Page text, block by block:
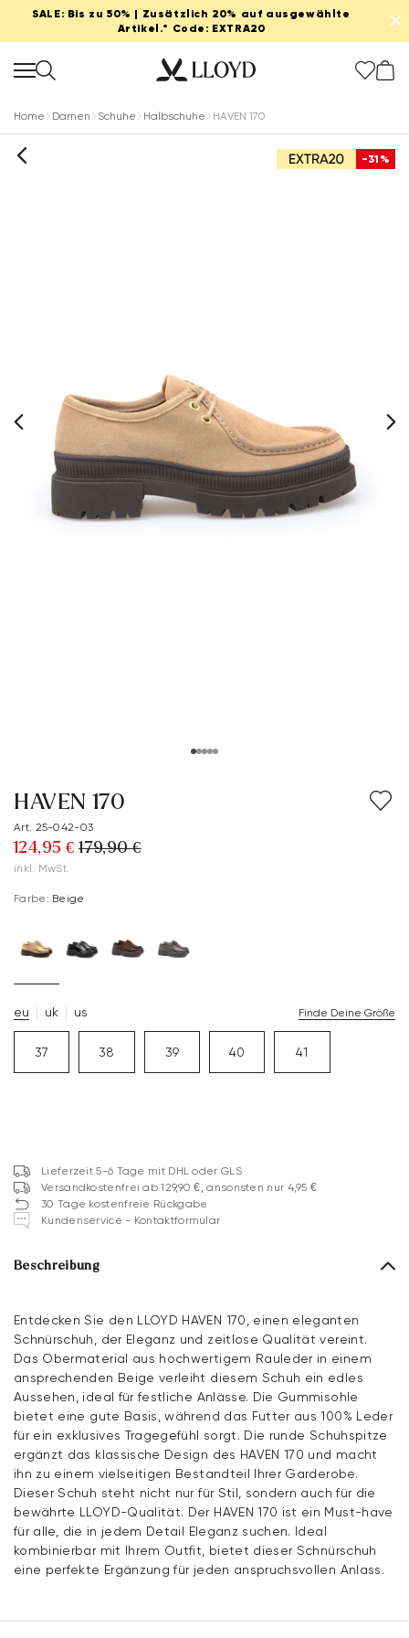
SALE: Bis zu 50% | Zusätzlich 20% auf ausgewählte
Artikel.* Code: EXTRA20
✕
Home Damen Schuhe Halbschuhe HAVEN 170
-31%
HAVEN 170
Art. 25-042-03
124,95 € 179,90 €
inkl. MwSt.
Farbe: Beige
eu uk us Finde Deine Größe
37 38 39 40 41
Lieferzeit 5-6 Tage mit DHL oder GLS
Versandkostenfrei ab 129,90 €, ansonsten nur 4,95 €
30 Tage kostenfreie Rückgabe
Kundenservice - Kontaktformular
Beschreibung
Entdecken Sie den LLOYD HAVEN 170, einen eleganten
Schnürschuh, der Eleganz und zeitlose Qualität vereint.
Das Obermaterial aus hochwertigem Rauleder in einem
ansprechenden Beige verleiht diesem Schuh ein edles
Aussehen, ideal für festliche Anlässe. Die Gummisohle
bietet eine gute Basis, während das Futter aus 100% Leder
für ein exklusives Tragegefühl sorgt. Die runde Schuhspitze
ergänzt das klassische Design des HAVEN 170 und macht
ihn zu einem vielseitigen Bestandteil Ihrer Garderobe.
Dieser Schuh steht nicht nur für Stil, sondern auch für die
bewährte LLOYD-Qualität. Der HAVEN 170 ist ein Must-have
für alle, die in jedem Detail Eleganz suchen. Ideal
kombinierbar mit Ihrem Outfit, bietet dieser Schnürschuh
eine perfekte Ergänzung für jeden anspruchsvollen Anlass.